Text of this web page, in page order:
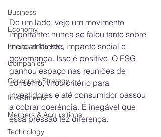
Business
Economy
Financial Markets
Companies
Corporate Strategy
Investments
Mergers & Acquisitions
Technology
De um lado, vejo um movimento
importante: nunca se falou tanto sobre
meio ambiente, impacto social e
governança. Isso é positivo. O ESG
ganhou espaço nas reuniões de
conselho, virou critério para
investidores e até consumidor passou
a cobrar coerência. É inegável que
essa pressão fez diferença.